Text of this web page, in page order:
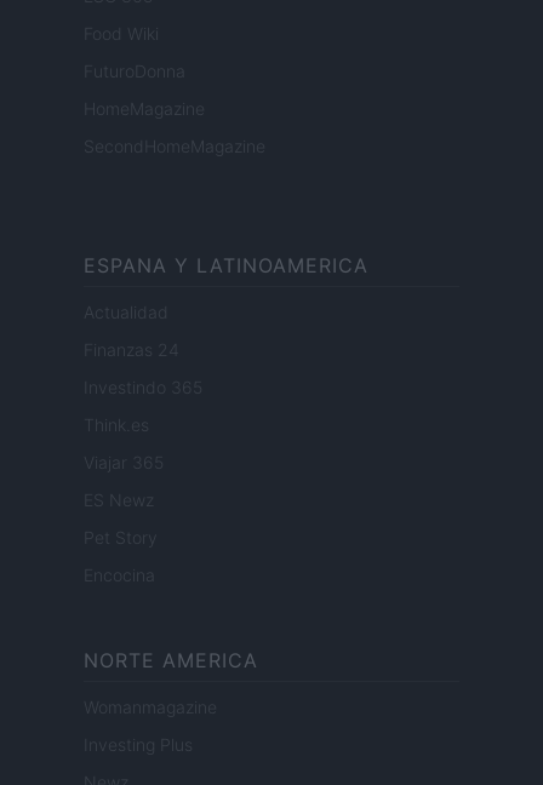
Food Wiki
FuturoDonna
HomeMagazine
SecondHomeMagazine
ESPANA Y LATINOAMERICA
Actualidad
Finanzas 24
Investindo 365
Think.es
Viajar 365
ES Newz
Encocina
NORTE AMERICA
Womanmagazine
Investing Plus